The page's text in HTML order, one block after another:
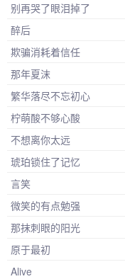
别再哭了眼泪掉了
醉后
欺骗消耗着信任
那年夏沫
繁华落尽不忘初心
柠萌酸不够心酸
不想离你太远
琥珀锁住了记忆
言笑
微笑的有点勉强
那抹刺眼的阳光
原于最初
Alive